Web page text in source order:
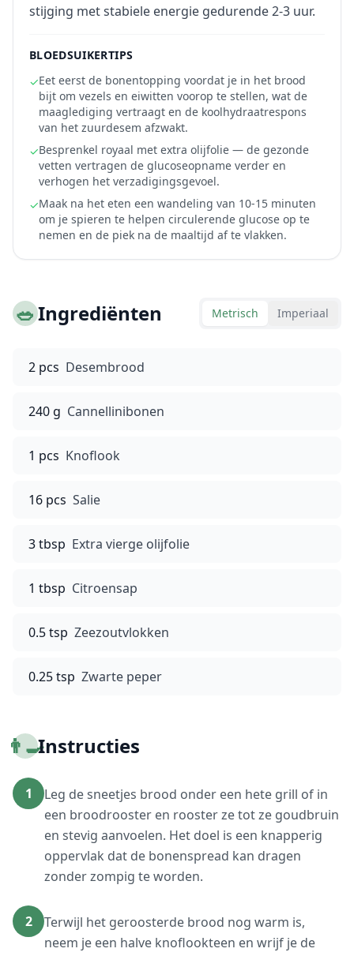
stijging met stabiele energie gedurende 2-3 uur.
BLOEDSUIKERTIPS
✓Eet eerst de bonentopping voordat je in het brood
bijt om vezels en eiwitten voorop te stellen, wat de
maaglediging vertraagt en de koolhydraatrespons
van het zuurdesem afzwakt.
✓Besprenkel royaal met extra olijfolie — de gezonde
vetten vertragen de glucoseopname verder en
verhogen het verzadigingsgevoel.
✓Maak na het eten een wandeling van 10-15 minuten
om je spieren te helpen circulerende glucose op te
nemen en de piek na de maaltijd af te vlakken.
🥗Ingrediënten Metrisch Imperiaal
2 pcs Desembrood
240 g Cannellinibonen
1 pcs Knoflook
16 pcs Salie
3 tbsp Extra vierge olijfolie
1 tbsp Citroensap
0.5 tsp Zeezoutvlokken
0.25 tsp Zwarte peper
👨‍🍳Instructies
1
Leg de sneetjes brood onder een hete grill of in
een broodrooster en rooster ze tot ze goudbruin
en stevig aanvoelen. Het doel is een knapperig
oppervlak dat de bonenspread kan dragen
zonder zompig te worden.
2
Terwijl het geroosterde brood nog warm is,
neem je een halve knoflookteen en wrijf je de